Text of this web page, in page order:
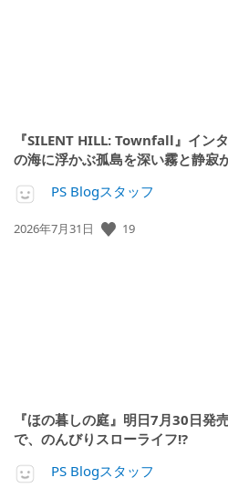
『SILENT HILL: Townfall』イン
の海に浮かぶ孤島を深い霧と静寂
PS Blogスタッフ
公
2026年7月31日 19
『ほの暮しの庭』明日7月30日発
で、のんびりスローライフ!?
PS Blogスタッフ